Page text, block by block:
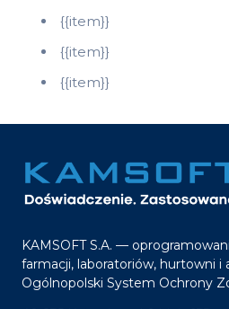
{{item}}
{{item}}
{{item}}
KAMSOFT S.A. —
farmacji, laboratoriów, hurtowni i
Ogólnopolski System Ochrony